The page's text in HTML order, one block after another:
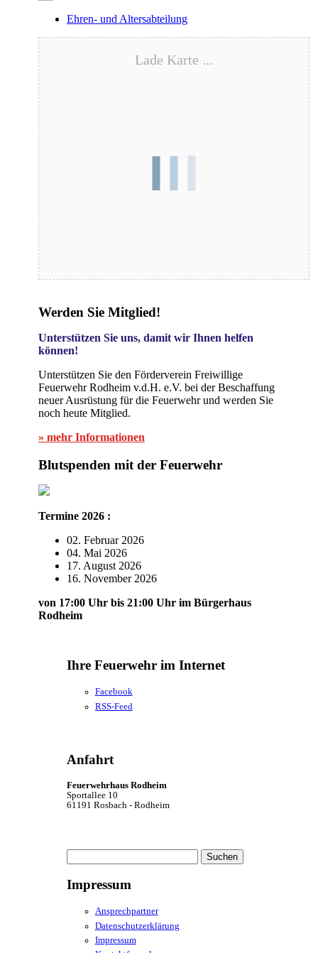
Ehren- und Altersabteilung
Lade Karte ...
Blutspende – 17.08.2026
Werden Sie Mitglied!
Unterstützen Sie uns, damit wir Ihnen helfen
können!
Unterstützen Sie den Förderverein Freiwillige
Feuerwehr Rodheim v.d.H. e.V. bei der Beschaffung
neuer Ausrüstung für die Feuerwehr und werden Sie
noch heute Mitglied.
» mehr Informationen
Blutspenden mit der Feuerwehr
Termine 2026 :
02. Februar 2026
04. Mai 2026
17. August 2026
16. November 2026
von 17:00 Uhr bis 21:00 Uhr im Bürgerhaus
Rodheim
Ihre Feuerwehr im Internet
Facebook
RSS-Feed
Anfahrt
Feuerwehrhaus Rodheim
Sportallee 10
61191 Rosbach - Rodheim
nach:
Impressum
Ansprechpartner
Datenschutzerklärung
Impressum